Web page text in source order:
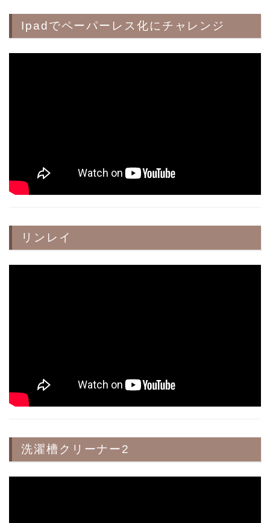
Ipadでペーパーレス化にチャレンジ
リンレイ
洗濯槽クリーナー2